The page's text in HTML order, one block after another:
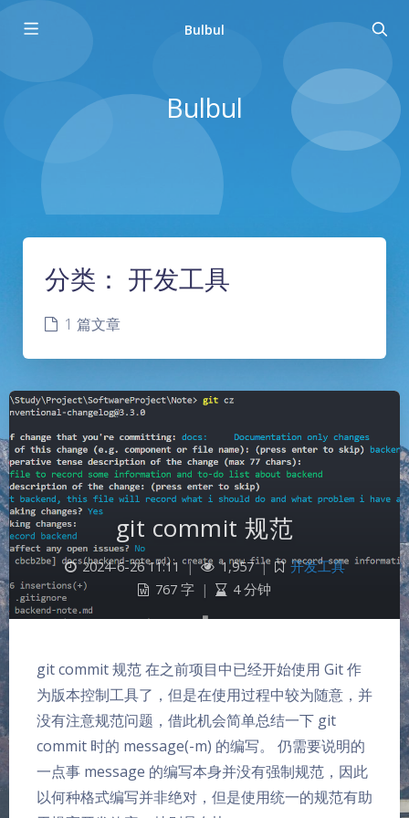
Bulbul
Bulbul
夜间模式
分类： 开发工具
1 篇文章
git commit 规范
2024-6-26 11:11 | 1,957 |
开发工具
767 字 | 4 分钟
git commit 规范 在之前项目中已经开始使用 Git 作
为版本控制工具了，但是在使用过程中较为随意，并
没有注意规范问题，借此机会简单总结一下 git
commit 时的 message(-m) 的编写。 仍需要说明的
一点事 message 的编写本身并没有强制规范，因此
以何种格式编写并非绝对，但是使用统一的规范有助